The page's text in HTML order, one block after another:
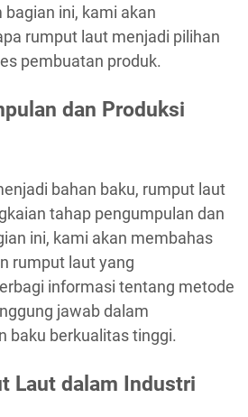
bagian ini, kami akan
rumput laut menjadi pilihan
pembuatan produk.
dan Produksi
bahan baku, rumput laut
tahap pengumpulan dan
ini, kami akan membahas
rumput laut yang
informasi tentang metode
jawab dalam
baku berkualitas tinggi.
Laut dalam Industri